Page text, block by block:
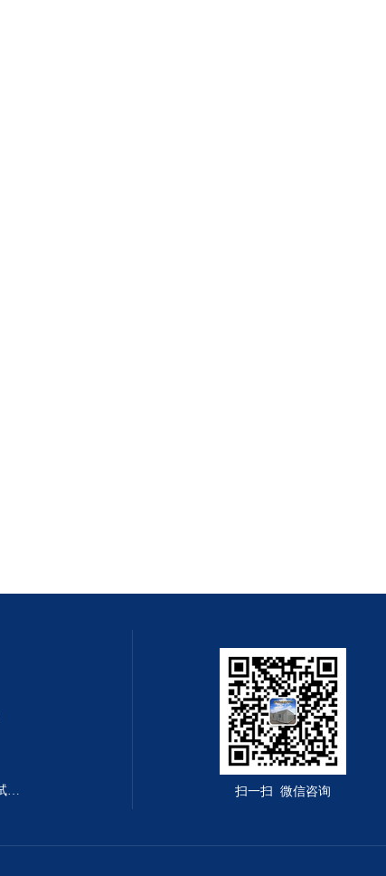
DYE-300B型全自动恒应力抗折抗压试验机 扫一扫 微信咨询